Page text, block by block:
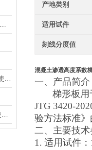
产地类别
适用试件
刻线分度值
混凝土渗透高度系数
一、 产品简介
梯形板
JTG 3420-
验方法标准
二、主要技
1. 适用试件：